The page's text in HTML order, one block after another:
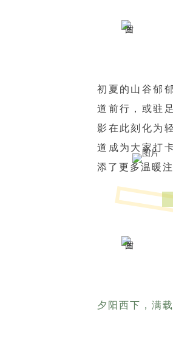
初夏的山谷郁
道前行，或驻
影在此刻化为
道成为大家打
添了更多温暖
夕阳西下，满